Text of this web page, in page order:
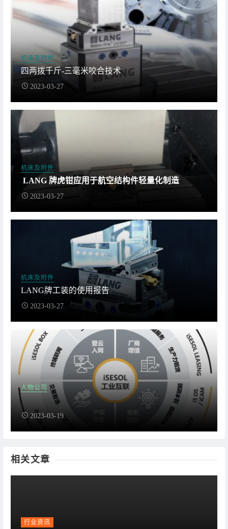
机床及附件
四两拨千斤-三毫米咬合技术
2023-03-27
机床及附件
LANG 牌虎钳应用于航空结构件轻量化制造
2023-03-27
机床及附件
LANG牌工装的使用报告
2023-03-27
人物公司
2023-03-19
相关文章
行业资讯